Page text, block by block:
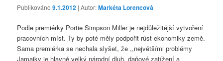
Publikováno9.1.2012 | Autor:Markéta Lorencová
Podle premiérky Portie Simpson Miller je nejdůležitější vytvoření
pracovních míst. Ty by poté měly podpořit růst ekonomiky země.
Sama premiérka se nechala slyšet, že ,,největšími problémy
Jamaiky je hlavně velký národní dluh, daňové zatížení a